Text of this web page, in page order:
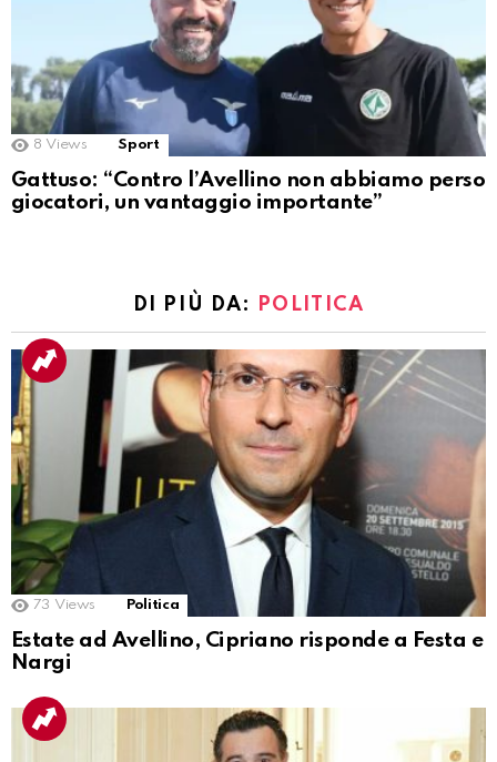
8 Views Sport
Gattuso: “Contro l’Avellino non abbiamo perso
giocatori, un vantaggio importante”
DI PIÙ DA: POLITICA
73 Views Politica
Estate ad Avellino, Cipriano risponde a Festa e
Nargi